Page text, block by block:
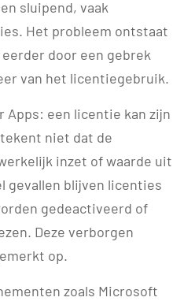
sluipend, vaak
Het probleem ontstaat
door een gebrek
van het licentiegebruik.
Apps: een licentie kan zijn
niet dat de
inzet of waarde uit
gevallen blijven licenties
gedeactiveerd of
Deze verborgen
op.
zoals Microsoft